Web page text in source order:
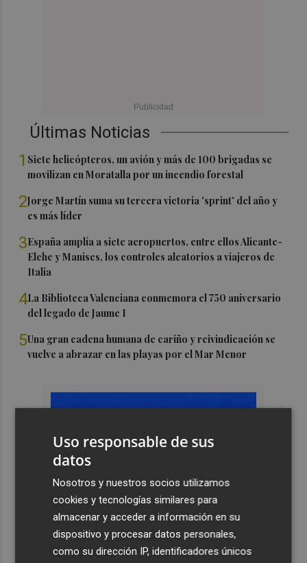
Últimas Noticias
1 Siete helicópteros, un avión y más de 100 brigadas se
movilizan en Moratalla por un incendio forestal
2Jorge Martín suma su tercera victoria 'sprint' del año y
es más líder
3España amplía a siete aeropuertos, entre ellos Alicante-
Elche y Manises, los controles aleatorios a viajeros de
Italia
4La Biblioteca Valenciana conmemora el 750 aniversario
del legado de Jaume I
5Una gran cadena humana de cariño y reivindicación se
vuelve a abrazar en las playas por el Mar Menor
Uso responsable de sus
datos
Nosotros y nuestros socios utilizamos
cookies y tecnologías similares para
almacenar y acceder a información en su
dispositivo y procesar datos personales,
como su dirección IP, identificadores únicos